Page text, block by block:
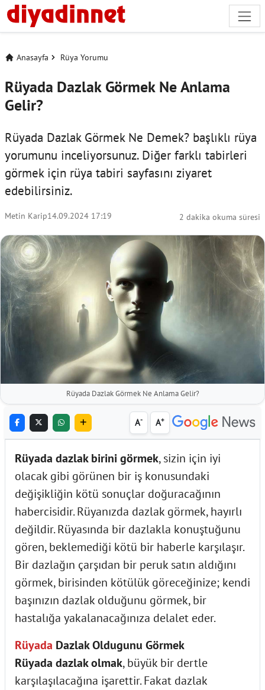
Anasayfa Rüya Yorumu
Rüyada Dazlak Görmek Ne Anlama
Gelir?
Rüyada Dazlak Görmek Ne Demek? başlıklı rüya
yorumunu inceliyorsunuz. Diğer farklı tabirleri
görmek için rüya tabiri sayfasını ziyaret
edebilirsiniz.
Metin Karip14.09.2024 17:19 2 dakika okuma süresi
Rüyada Dazlak Görmek Ne Anlama Gelir?
A- A+
Rüyada dazlak birini görmek, sizin için iyi
olacak gibi görünen bir iş konusundaki
değişikliğin kötü sonuçlar doğuracağının
habercisidir. Rüyanızda dazlak görmek, hayırlı
değildir. Rüyasında bir dazlakla konuştuğunu
gören, beklemediği kötü bir haberle karşılaşır.
Bir dazlağın çarşıdan bir peruk satın aldığını
görmek, birisinden kötülük göreceğinize; kendi
başınızın dazlak olduğunu görmek, bir
hastalığa yakalanacağınıza delalet eder.
Rüyada Dazlak Oldugunu Görmek
Rüyada dazlak olmak, büyük bir dertle
karşılaşılacağına işarettir. Fakat dazlak